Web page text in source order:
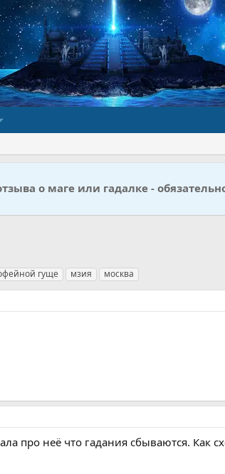
о маге или гадалке -
гуще мзия москва
про неё что гадания сбываются. Как